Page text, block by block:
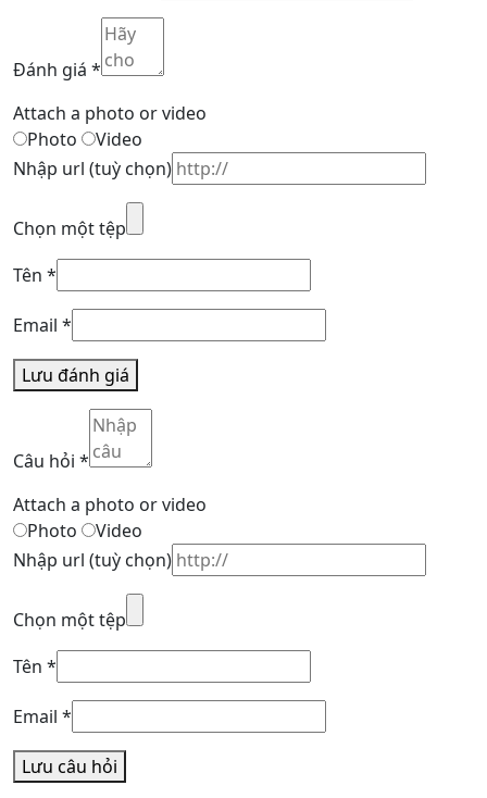
Đánh giá *
Attach a photo or video
Photo
Video
Nhập url (tuỳ chọn)
Chọn một tệp
Tên *
Email *
Lưu đánh giá
Câu hỏi *
Attach a photo or video
Photo
Video
Nhập url (tuỳ chọn)
Chọn một tệp
Tên *
Email *
Lưu câu hỏi